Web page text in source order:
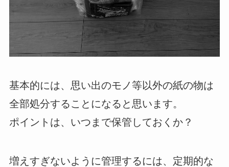
基本的には、思い出のモノ等以外の紙の物は
全部処分することになると思います。
ポイントは、いつまで保管しておくか？
増えすぎないように管理するには、定期的な